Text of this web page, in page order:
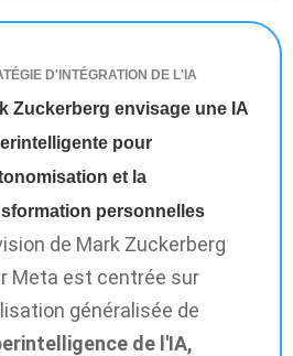
D'INTÉGRATION DE L'IA
Zuckerberg envisage une IA
pour
et la
personnelles
de Mark Zuckerberg
Meta est centrée sur
généralisée de
de l'IA,